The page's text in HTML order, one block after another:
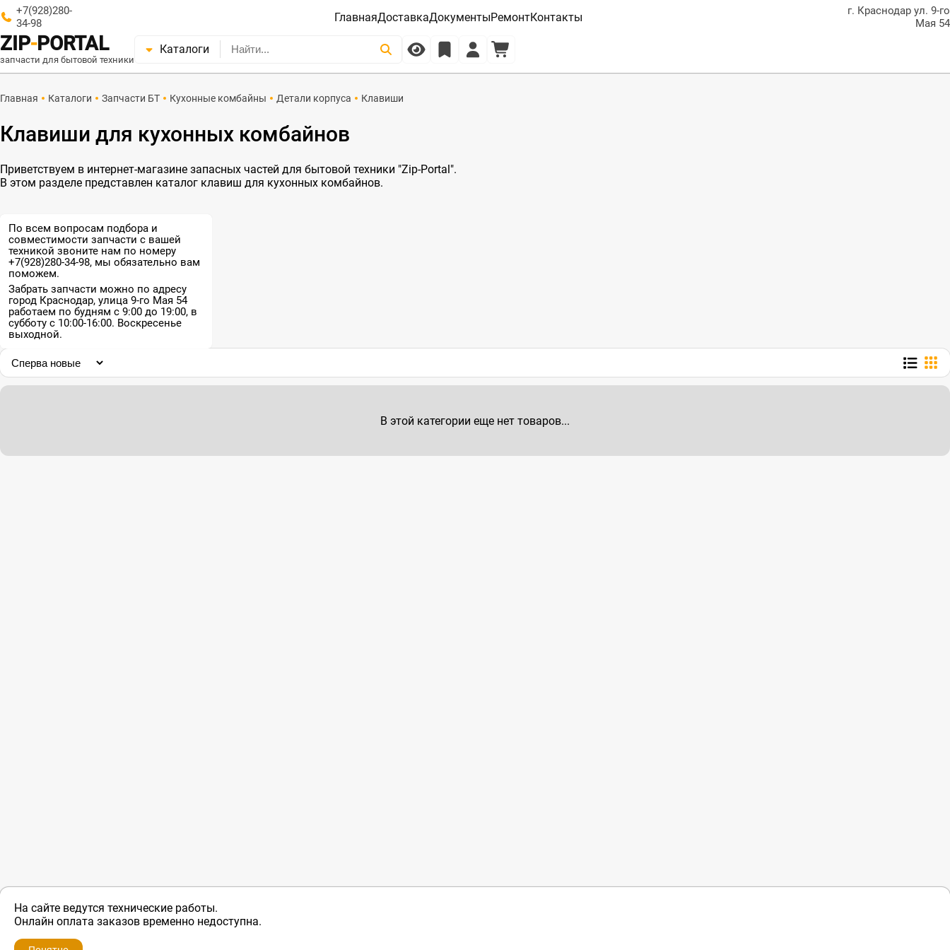
+7(928)280-
34-98
ГлавнаяДоставкаДокументыРемонтКонтакты
г. Краснодар ул. 9-го
Мая 54
ZIP-PORTAL
запчасти для бытовой техники
Каталоги
Главная Каталоги Запчасти БТ Кухонные комбайны Детали корпуса Клавиши
Клавиши для кухонных комбайнов
Приветствуем в интернет-магазине запасных частей для бытовой техники "Zip-Portal".
В этом разделе представлен каталог клавиш для кухонных комбайнов.
По всем вопросам подбора и
совместимости запчасти с вашей
техникой звоните нам по номеру
+7(928)280-34-98, мы обязательно вам
поможем.
Забрать запчасти можно по адресу
город Краснодар, улица 9-го Мая 54
работаем по будням с 9:00 до 19:00, в
субботу с 10:00-16:00. Воскресенье
выходной.
В этой категории еще нет товаров...
ZIP-PORTAL
Запчасти для бытовой техники
На сайте ведутся технические работы.
Онлайн оплата заказов временно недоступна.